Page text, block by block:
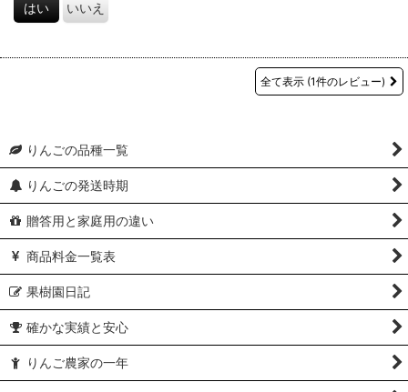
はい いいえ
全て表示 (1件のレビュー)
りんごの品種一覧
りんごの発送時期
贈答用と家庭用の違い
商品料金一覧表
果樹園日記
確かな実績と安心
りんご農家の一年